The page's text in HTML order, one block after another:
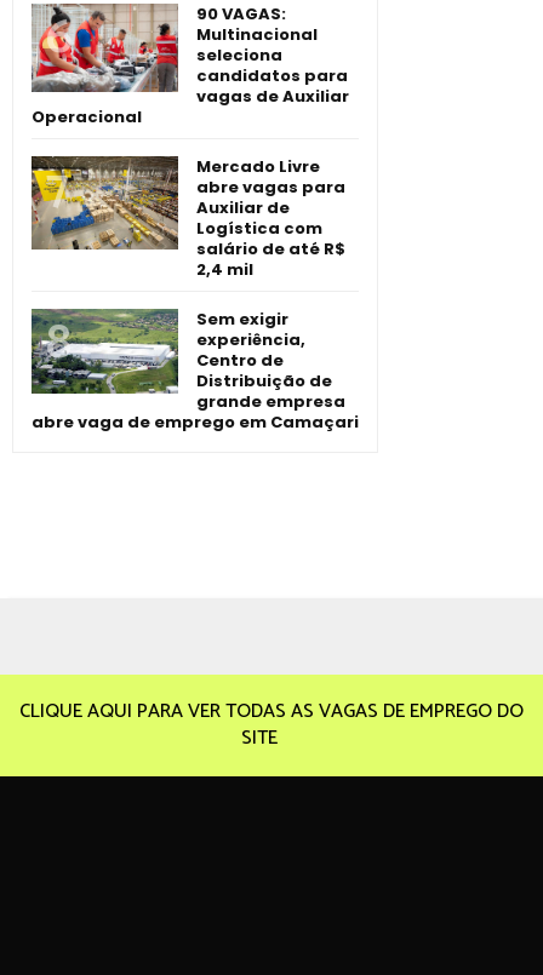
90 VAGAS:
Multinacional
seleciona
candidatos para
vagas de Auxiliar
Operacional
Mercado Livre
abre vagas para
Auxiliar de
Logística com
salário de até R$
2,4 mil
Sem exigir
experiência,
Centro de
Distribuição de
grande empresa
abre vaga de emprego em Camaçari
CLIQUE AQUI PARA VER TODAS AS VAGAS DE EMPREGO DO
SITE